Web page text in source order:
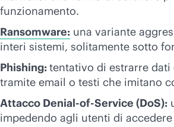
funzionamento.
Ransomware: una variante
interi sistemi, solitamente sotto
Phishing:tentativo di estrarre
tramite email o testi che imitano
Attacco Denial-of-Service (DoS):
impedendo agli utenti di